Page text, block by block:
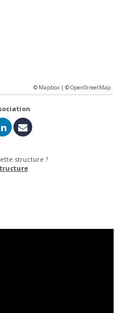
© Mapbox |© OpenStreetMap
structure ?